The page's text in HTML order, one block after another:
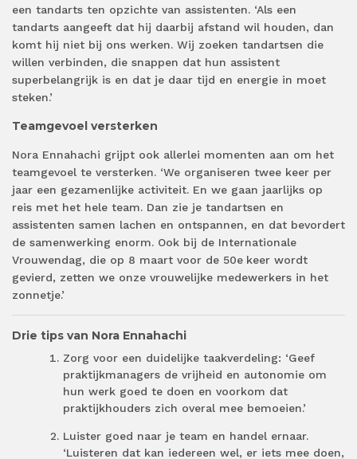
een tandarts ten opzichte van assistenten. ‘Als een
tandarts aangeeft dat hij daarbij afstand wil houden, dan
komt hij niet bij ons werken. Wij zoeken tandartsen die
willen verbinden, die snappen dat hun assistent
superbelangrijk is en dat je daar tijd en energie in moet
steken.’
Teamgevoel versterken
Nora Ennahachi grijpt ook allerlei momenten aan om het
teamgevoel te versterken. ‘We organiseren twee keer per
jaar een gezamenlijke activiteit. En we gaan jaarlijks op
reis met het hele team. Dan zie je tandartsen en
assistenten samen lachen en ontspannen, en dat bevordert
de samenwerking enorm. Ook bij de Internationale
Vrouwendag, die op 8 maart voor de 50e keer wordt
gevierd, zetten we onze vrouwelijke medewerkers in het
zonnetje.’
Drie tips van Nora Ennahachi
Zorg voor een duidelijke taakverdeling: ‘Geef
praktijkmanagers de vrijheid en autonomie om
hun werk goed te doen en voorkom dat
praktijkhouders zich overal mee bemoeien.’
Luister goed naar je team en handel ernaar.
‘Luisteren dat kan iedereen wel, er iets mee doen,